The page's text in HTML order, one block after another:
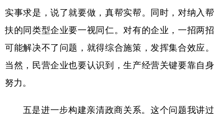
实事求是，说了就要做，真帮实帮。同时，对纳入帮
扶的同类型企业要一视同仁。对有的企业，一招两招
可能解决不了问题，就得综合施策，发挥集合效应。
当然，民营企业也要认识到，生产经营关键要靠自身
努力。
五是进一步构建亲清政商关系。 这个问题我讲过